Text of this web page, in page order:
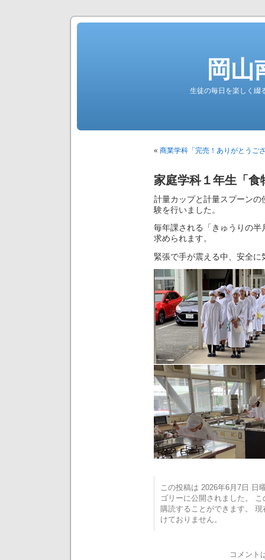
岡山
生徒の毎日を楽しく綴
« 商業学科「完売！ありがとうご
家庭学科１年生「
計量カップと計量スプーン
験を行いました。
毎年課される「きゅうりの
求められます。
緊張で手が震える中、安全
この投稿は 2026年6月7日 日
ゴリーに公開されました。
購読することができます。
けておりません。
コメント